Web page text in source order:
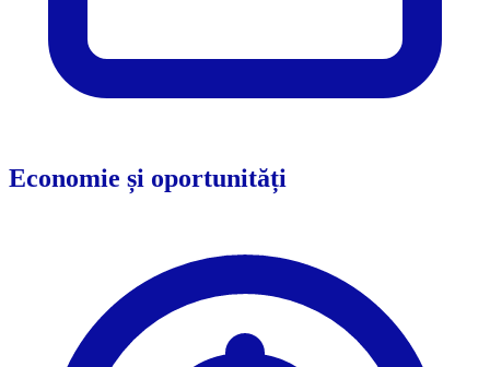
Economie și oportunități